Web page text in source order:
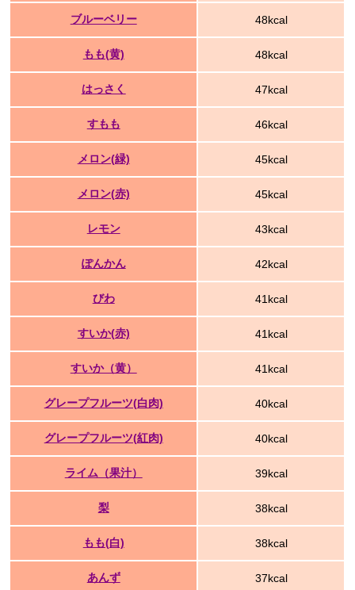
ブルーベリー 48kcal
もも(黄) 48kcal
はっさく 47kcal
すもも 46kcal
メロン(緑) 45kcal
メロン(赤) 45kcal
レモン 43kcal
ぽんかん 42kcal
びわ 41kcal
すいか(赤) 41kcal
すいか（黄） 41kcal
グレープフルーツ(白肉) 40kcal
グレープフルーツ(紅肉) 40kcal
ライム（果汁） 39kcal
梨 38kcal
もも(白) 38kcal
あんず 37kcal